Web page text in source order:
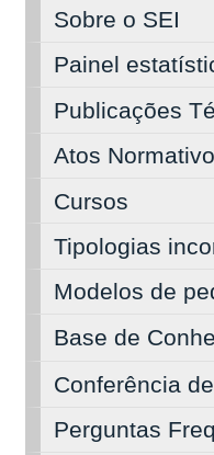
Sobre o SEI
Painel
Publicações
Atos
Cursos
Tipologias
Modelos de
Base de
Conferência
Perguntas